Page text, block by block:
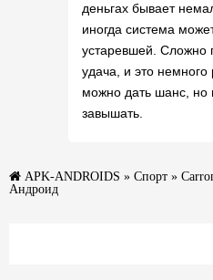
деньгах бывает
иногда система
устаревшей. Сложно
удача, и это
можно дать шанс,
завышать.
APK-ANDROIDS » Спорт »
Андроид